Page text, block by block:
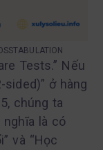
Tests.” Nếu
ở hàng
chúng ta
nghĩa là có
và “Học